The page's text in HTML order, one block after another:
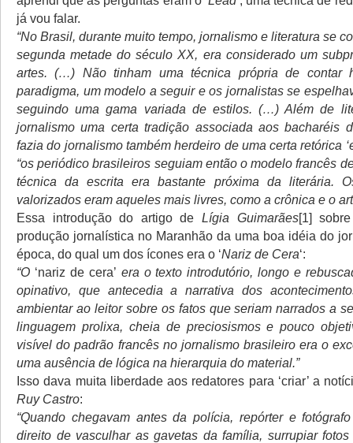
já vou falar.
“No Brasil, durante muito tempo, jornalismo e literatura se
segunda metade do século XX, era considerado um
artes. (…) Não tinham uma técnica própria de contar
paradigma, um modelo a seguir e os jornalistas se
seguindo uma gama variada de estilos. (…) Além de
jornalismo uma certa tradição associada aos bacharéis
fazia do jornalismo também herdeiro de uma certa retórica
“os periódico brasileiros seguiam então o modelo francês
técnica da escrita era bastante próxima da literária.
valorizados eram aqueles mais livres, como a crônica e o
Essa introdução do artigo de Lígia Guimarães[1]
produção jornalística no Maranhão da uma boa idéia do
época, do qual um dos ícones era o ‘Nariz de Cera‘:
“O ‘nariz de cera’ era o texto introdutório, longo e
opinativo, que antecedia a narrativa dos
ambientar ao leitor sobre os fatos que seriam narrados a
linguagem prolixa, cheia de preciosismos e pouco
visível do padrão francês no jornalismo brasileiro era o
uma ausência de lógica na hierarquia do material.”
Isso dava muita liberdade aos redatores para ‘criar’ a
Ruy Castro:
“Quando chegavam antes da polícia, repórter e
direito de vasculhar as gavetas da família, surrupiar